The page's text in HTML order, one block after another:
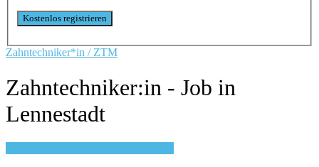
Zahntechniker*in / ZTM
Zahntechniker:in - Job in
Lennestadt